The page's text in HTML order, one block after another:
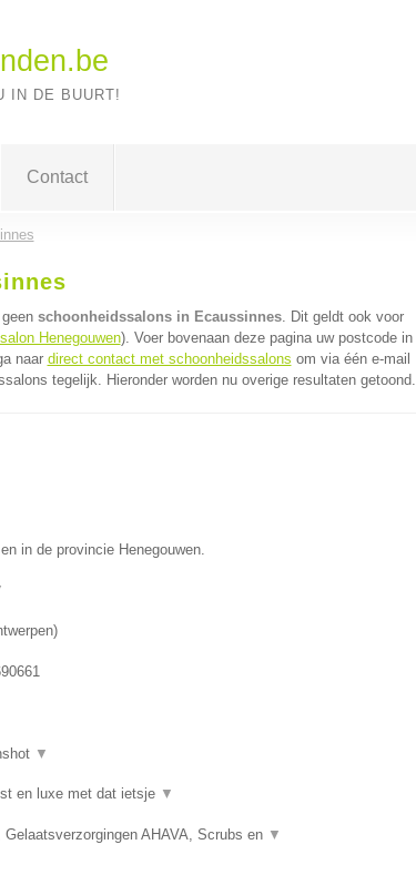
IN DE BUURT!
Contact
schoonheidssalons in Ecaussinnes. Dit geldt ook voor
Henegouwen). Voer bovenaan deze pagina uw postcode in
naar direct contact met schoonheidssalons om via één e-mail
tegelijk. Hieronder worden nu overige resultaten getoond.
in de provincie Henegouwen.
)
▼
en luxe met dat ietsje ▼
AHAVA, Scrubs en ▼